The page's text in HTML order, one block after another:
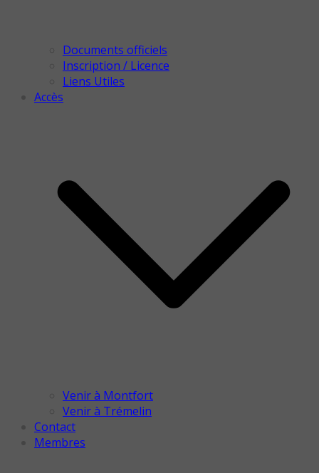
Documents officiels
Inscription / Licence
Liens Utiles
Accès
Venir à Montfort
Venir à Trémelin
Contact
Membres